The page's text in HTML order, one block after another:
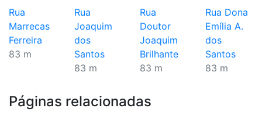
Rua
Marrecas
Ferreira
83 m
Rua
Joaquim
dos
Santos
83 m
Rua
Doutor
Joaquim
Brilhante
83 m
Rua Dona
Emília A.
dos
Santos
83 m
Páginas relacionadas